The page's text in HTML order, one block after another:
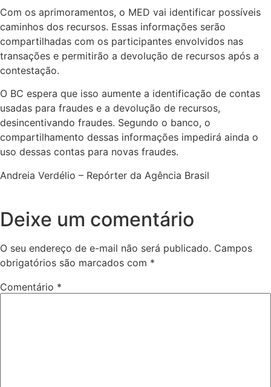
Com os aprimoramentos, o MED vai identificar possíveis
caminhos dos recursos. Essas informações serão
compartilhadas com os participantes envolvidos nas
transações e permitirão a devolução de recursos após a
contestação.
O BC espera que isso aumente a identificação de contas
usadas para fraudes e a devolução de recursos,
desincentivando fraudes. Segundo o banco, o
compartilhamento dessas informações impedirá ainda o
uso dessas contas para novas fraudes.
Andreia Verdélio – Repórter da Agência Brasil
Deixe um comentário
O seu endereço de e-mail não será publicado. Campos
obrigatórios são marcados com *
Comentário *